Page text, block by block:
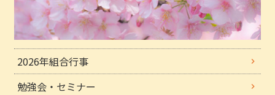
2026年組合行事
勉強会・セミナー